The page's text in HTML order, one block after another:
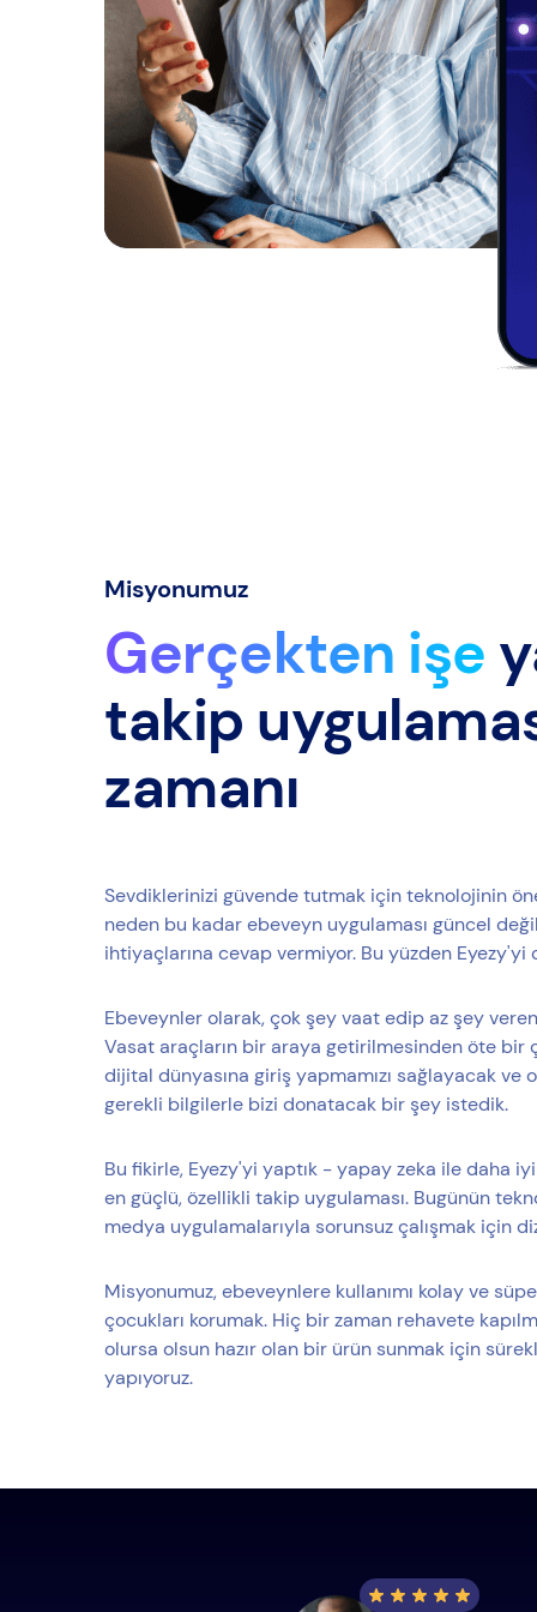
Misyonumuz
Gerçekten işe
takip
zamanı
Sevdiklerinizi güvende tutmak için teknolojinin
neden bu kadar ebeveyn uygulaması güncel
ihtiyaçlarına cevap vermiyor. Bu yüzden Eyezy'yi
Ebeveynler olarak, çok şey vaat edip az şey
Vasat araçların bir araya getirilmesinden öte bir
dijital dünyasına giriş yapmamızı sağlayacak ve
gerekli bilgilerle bizi donatacak bir şey istedik.
Bu fikirle, Eyezy'yi yaptık - yapay zeka ile daha
en güçlü, özellikli takip uygulaması. Bugünün
medya uygulamalarıyla sorunsuz çalışmak için
Misyonumuz, ebeveynlere kullanımı kolay ve
çocukları korumak. Hiç bir zaman rehavete
olursa olsun hazır olan bir ürün sunmak için
yapıyoruz.